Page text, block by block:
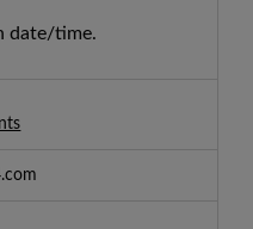
date/time.